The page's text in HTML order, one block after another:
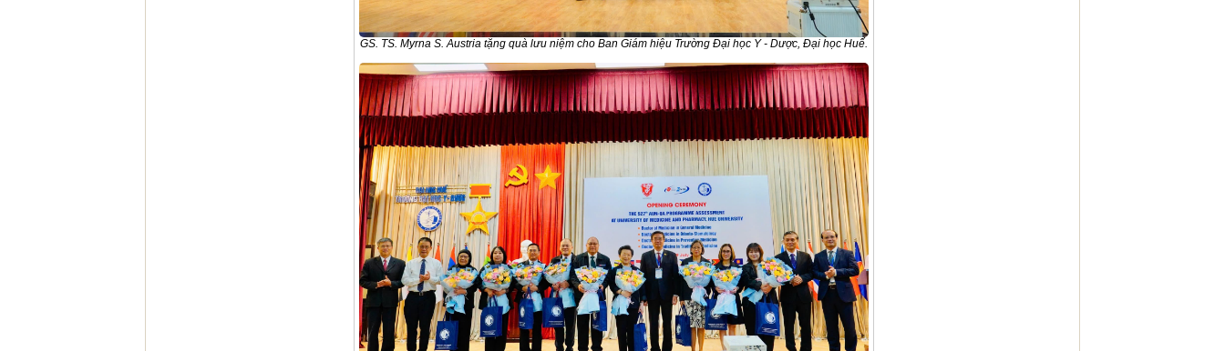
GS. TS. Myrna S. Austria tặng quà lưu niệm cho Ban Giám hiệu Trường Đại học Y - Dược, Đại học Huế.